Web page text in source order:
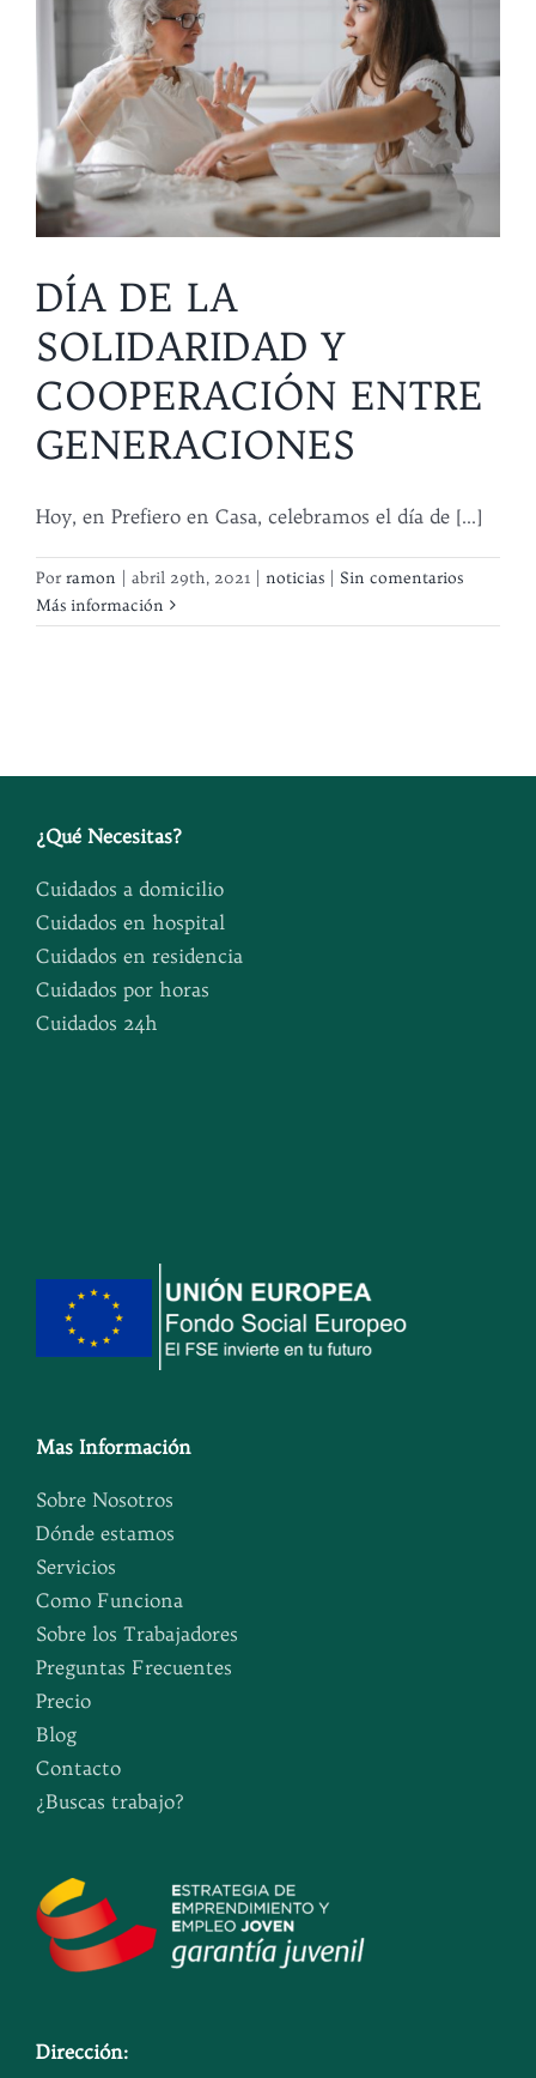
DÍA DE LA
SOLIDARIDAD Y
COOPERACIÓN ENTRE
GENERACIONES
Hoy, en Prefiero en Casa, celebramos el día de [...]
Porramon abril 29th, 2021 noticias
Sin comentarios
Más información
¿Qué Necesitas?
Cuidados a domicilio
Cuidados en hospital
Cuidados en residencia
Cuidados por horas
Cuidados 24h
Mas Información
Sobre Nosotros
Dónde estamos
Servicios
Como Funciona
Sobre los Trabajadores
Preguntas Frecuentes
Precio
Blog
Contacto
¿Buscas trabajo?
Dirección: